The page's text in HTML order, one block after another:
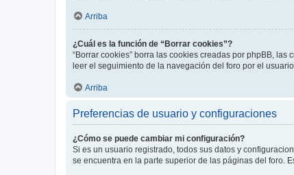
Arriba
¿Cuál es la función de “Borrar cookies”?
“Borrar cookies” borra las cookies creadas por phpBB,
leer el seguimiento de la navegación del foro por el
Arriba
Preferencias de usuario y configuraciones
¿Cómo se puede cambiar mi configuración?
Si es un usuario registrado, todos sus datos y
se encuentra en la parte superior de las páginas del foro.